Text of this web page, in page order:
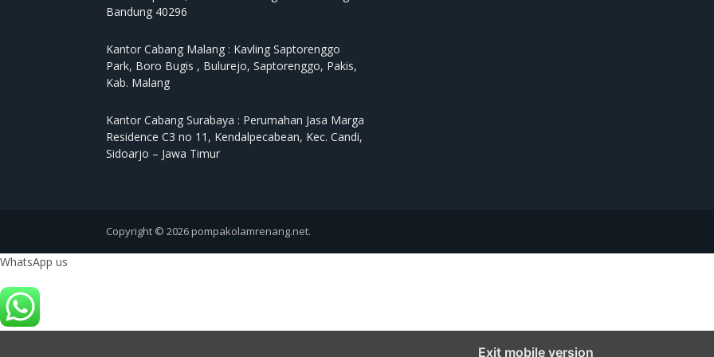
Bandung 40296
Kantor Cabang Malang : Kavling Saptorenggo
Park, Boro Bugis , Bulurejo, Saptorenggo, Pakis,
Kab. Malang
Kantor Cabang Surabaya : Perumahan Jasa Marga
Residence C3 no 11, Kendalpecabean, Kec. Candi,
Sidoarjo – Jawa Timur
Copyright © 2026 pompakolamrenang.net.
WhatsApp us
Exit mobile version